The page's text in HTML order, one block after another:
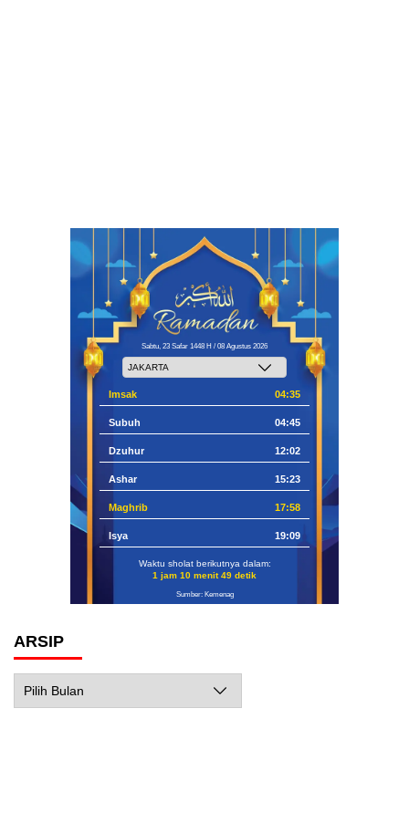
Sabtu, 23 Safar 1448 H / 08 Agustus 2026
Imsak 04:35
Subuh 04:45
Dzuhur 12:02
Ashar 15:23
Maghrib 17:58
Isya 19:09
Waktu sholat berikutnya dalam:
1 jam 10 menit 48 detik
Sumber: Kemenag
ARSIP